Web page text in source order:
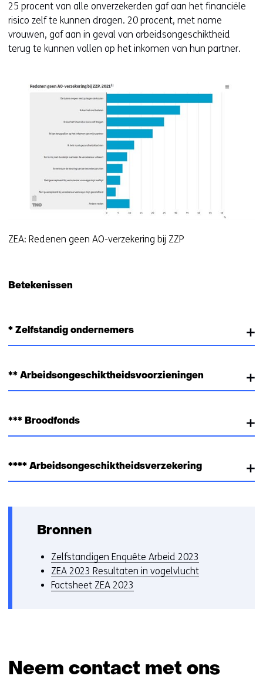
25 procent van alle onverzekerden gaf aan het financiële
risico zelf te kunnen dragen. 20 procent, met name
vrouwen, gaf aan in geval van arbeidsongeschiktheid
terug te kunnen vallen op het inkomen van hun partner.
ZEA: Redenen geen AO-verzekering bij ZZP
Betekenissen
* Zelfstandig ondernemers
** Arbeidsongeschiktheidsvoorzieningen
*** Broodfonds
**** Arbeidsongeschiktheidsverzekering
Bronnen
Zelfstandigen Enquête Arbeid 2023
ZEA 2023 Resultaten in vogelvlucht
Factsheet ZEA 2023
Neem contact met ons